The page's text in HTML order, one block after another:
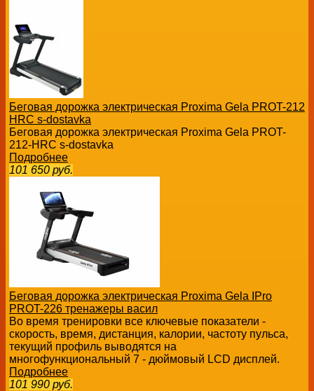
Беговая дорожка электрическая Proxima Gela PROT-212
HRC s-dostavka
Беговая дорожка электрическая Proxima Gela PROT-
212-HRC s-dostavka
Подробнее
101 650 руб.
Беговая дорожка электрическая Proxima Gela IPro
PROT-226 тренажеры васил
Во время тренировки все ключевые показатели -
скорость, время, дистанция, калории, частоту пульса,
текущий профиль выводятся на
многофункциональный 7 - дюймовый LCD дисплей.
Подробнее
101 990 руб.